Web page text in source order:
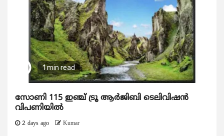
1 min read
സോണി 115 ഇഞ്ച് ട്രൂ ആർജിബി ടെലിവിഷൻ
വിപണിയിൽ
2 days ago Kumar